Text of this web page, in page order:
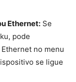
Ethernet: Se
pode
no menu
se ligue